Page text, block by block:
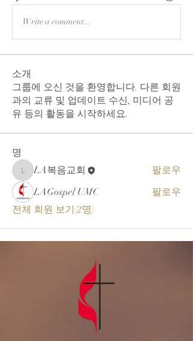
Write a comment...
소개
그룹에 오신 것을 환영합니다. 다른 회원
과의 교류 및 업데이트 수신, 미디어 공
유 등의 활동을 시작하세요.
명
LA복음교회
LA복음교회
팔로우
LAGospel UMC
팔로우
전체 회원 보기(2명)